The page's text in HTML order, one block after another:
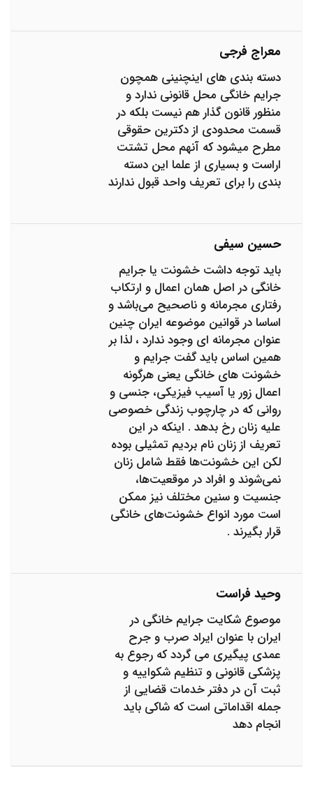
معراج فرجی
دسته بندی های اینچنینی همچون
جرایم خانگی محل قانونی ندارد و
منظور قانون گذار هم نیست بلکه در
قسمت محدودی از دکترین حقوقی
مطرح میشود که آنهم محل تشتت
اراست و بسیاری از علما این دسته
بندی را برای تعریف واحد قبول ندارند
حسین سیفی
باید توجه داشت خشونت یا جرایم
خانگی در اصل همان اعمال و ارتکاب
رفتاری مجرمانه و ناصحیح می‌باشد و
اساسا در قوانین موضوعه ایران چنین
عنوان مجرمانه ای وجود ندارد ، لذا بر
همین اساس باید گفت جرایم و
خشونت های خانگی یعنی هرگونه
اعمال زور یا آسیب فیزیکی، جنسی و
روانی که در چارچوب زندگی خصوصی
علیه زنان رخ بدهد . اینکه در این
تعریف از زنان نام بردیم‌ تمثیلی بوده
لکن این خشونت‌ها فقط شامل زنان
نمی‌شوند و افراد در موقعیت‌ها،
جنسیت و سنین مختلف نیز ممکن
است مورد انواع خشونت‌های خانگی
قرار بگیرند .
وحید فراست
موصوع شکایت جرایم خانگی در
ایران با عنوان ایراد صرب و جرح
عمدی پیگیری می گردد که رجوع به
پزشکی قانونی و تنظیم شکواییه و
ثبت آن در دفتر خدمات قضایی از
جمله اقداماتی است که شاکی باید
انجام دهد